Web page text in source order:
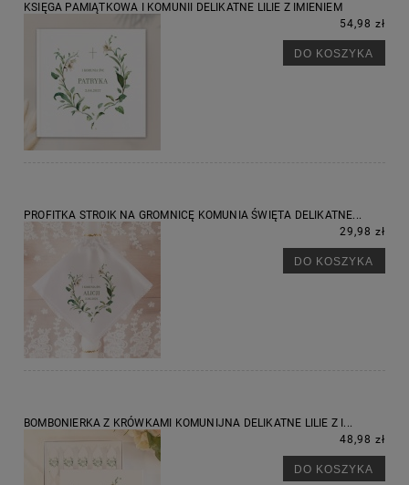
KSIĘGA PAMIĄTKOWA I KOMUNII DELIKATNE LILIE Z IMIENIEM
54,98 zł
DO KOSZYKA
PROFITKA STROIK NA GROMNICĘ KOMUNIA ŚWIĘTA DELIKATNE...
29,98 zł
DO KOSZYKA
BOMBONIERKA Z KRÓWKAMI KOMUNIJNA DELIKATNE LILIE Z I...
48,98 zł
DO KOSZYKA